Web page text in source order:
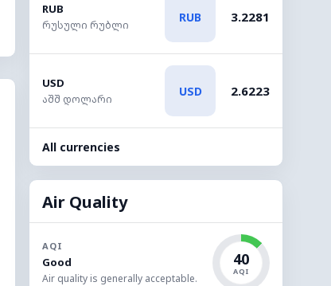
RUB
რუსული რუბლი
RUB 3.2281
USD
აშშ დოლარი
USD 2.6223
All currencies
Air Quality
AQI
Good
Air quality is generally acceptable.
40
AQI